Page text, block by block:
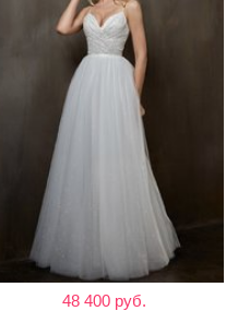
48 400 руб.